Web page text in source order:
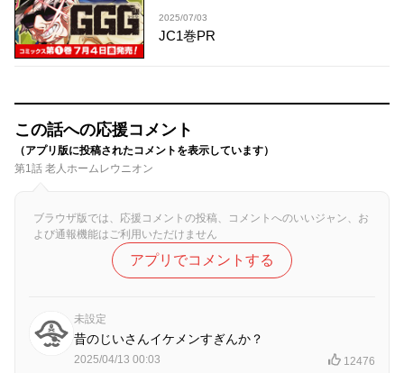
2025/07/03
JC1巻PR
この話への応援コメント
（アプリ版に投稿されたコメントを表示しています）
第1話 老人ホームレウニオン
ブラウザ版では、応援コメントの投稿、コメントへのいいジャン、お
よび通報機能はご利用いただけません
アプリでコメントする
未設定
昔のじいさんイケメンすぎんか？
2025/04/13 00:03 12476